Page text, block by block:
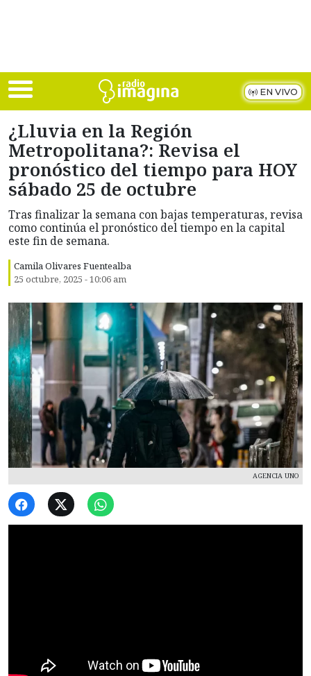
EN VIVO
¿Lluvia en la Región
Metropolitana?: Revisa el
pronóstico del tiempo para HOY
sábado 25 de octubre
Tras finalizar la semana con bajas temperaturas, revisa
como continúa el pronóstico del tiempo en la capital
este fin de semana.
Camila Olivares Fuentealba
25 octubre, 2025 - 10:06 am
AGENCIA UNO